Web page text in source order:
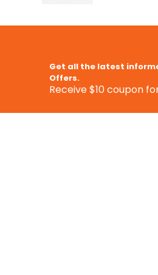
Get all the latest
Offers.
Receive $10 coupon